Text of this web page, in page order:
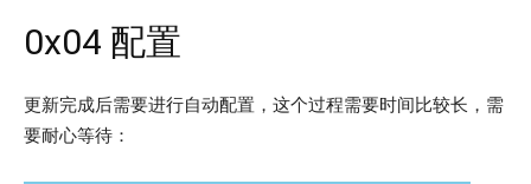
0x04 配置
更新完成后需要进行自动配置，这个过程需要时间比较长，需
要耐心等待：